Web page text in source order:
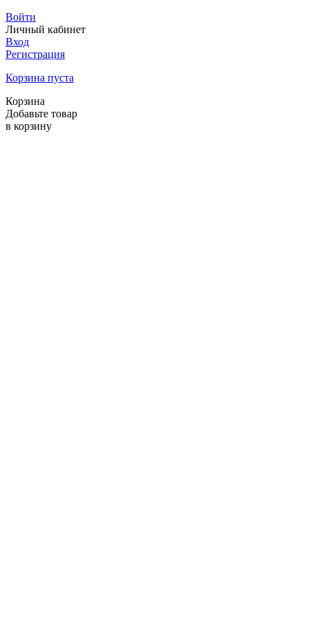
Войти
Личный кабинет
Вход
Регистрация
Корзина пуста
Корзина
Добавьте товар
в корзину